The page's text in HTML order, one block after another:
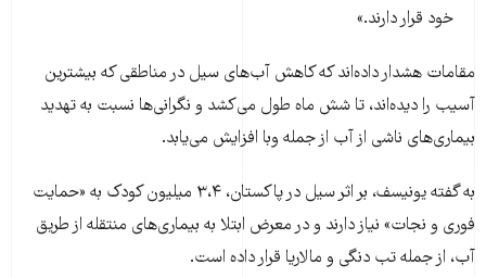
خود قرار دارند.»
مقامات هشدار داده‌اند که کاهش آب‌های سیل در مناطقی که بیشترین
آسیب را دیده‌اند، تا شش ماه طول می‌کشد و نگرانی‌ها نسبت به تهدید
بیماری‌های ناشی از آب از جمله وبا افزایش می‌یابد.
به گفته یونیسف، بر اثر سیل در پاکستان، ۳،۴ میلیون کودک به «حمایت
فوری و نجات» نیاز دارند و در معرض ابتلا به بیماری‌های منتقله از طریق
آب، از جمله تب دنگی و مالاریا قرار داده است.